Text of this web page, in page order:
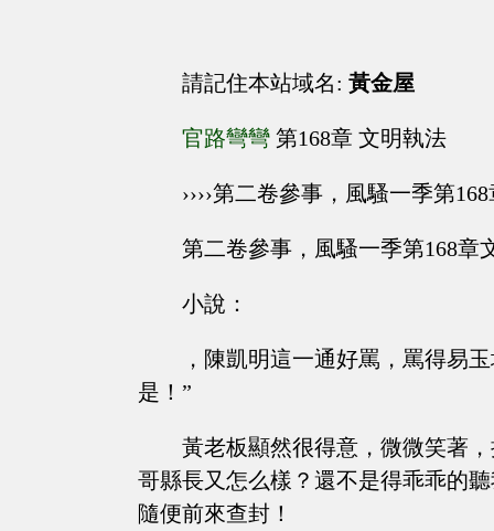
請記住本站域名: 黃金屋
官路彎彎 第168章 文明執法
››››第二卷參事，風騷一季第
第二卷參事，風騷一季第168章
小說：
，陳凱明這一通好罵，罵得易
是！”
黃老板顯然很得意，微微笑著
哥縣長又怎么樣？還不是得乖乖的
隨便前來查封！